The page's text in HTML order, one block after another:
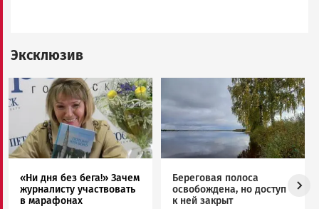
Эксклюзив
Image
«Ни дня без бега!» Зачем
журналисту участвовать
в марафонах
Береговая полоса
освобождена, но доступ
к ней закрыт